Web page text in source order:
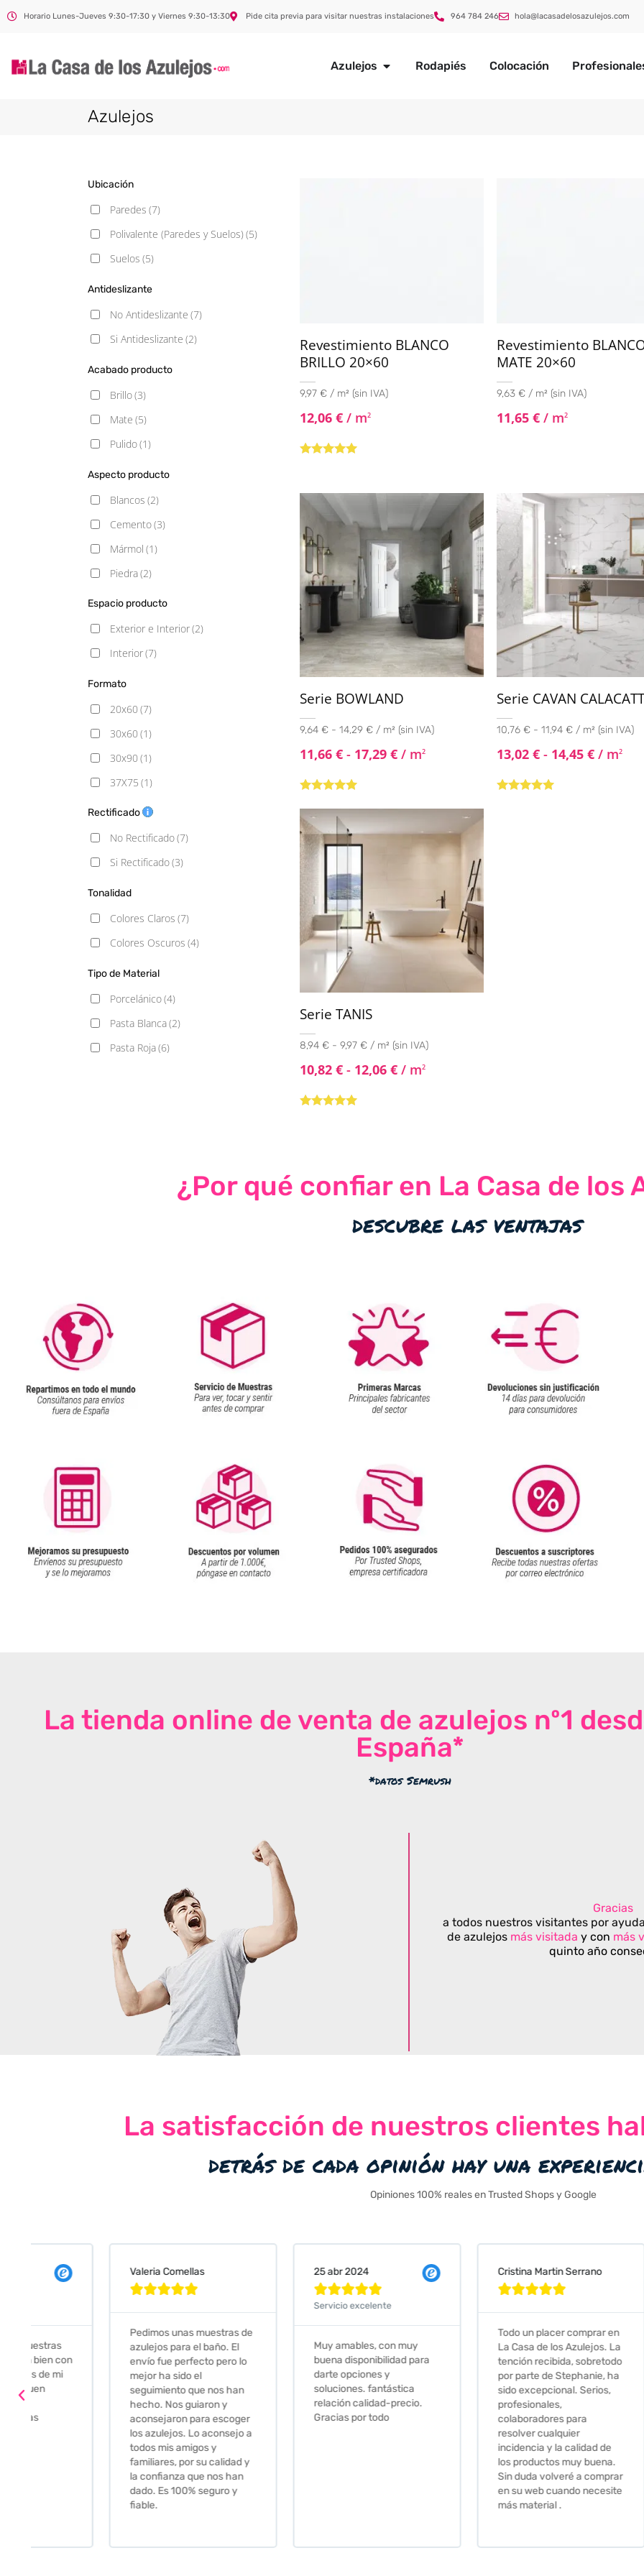
Horario Lunes-Jueves 9:30-17:30 y Viernes 9:30-13:30 Pide cita previa para visitar nuestras instalaciones 964 784 246 hola@lacasadelosazulejos.com
Azulejos Rodapiés Colocación
Azulejos
Ubicación
Paredes (7)
Polivalente (Paredes y Suelos)(5)
Suelos (5)
Antideslizante
No Antideslizante (7)
Si Antideslizante (2)
Acabado producto
Brillo(3)
Mate (5)
Pulido(1)
Aspecto producto
Blancos (2)
Cemento(3)
Mármol (1)
Piedra(2)
Espacio producto
Exterior e Interior(2)
Interior(7)
Formato
20x60 (7)
30x60 (1)
30x90 (1)
37X75 (1)
45x45 (4)
(2)
60x60 - 20mm
Rectificado
No Rectificado(7)
Si Rectificado(3)
Tonalidad
Colores Claros (7)
Colores Oscuros (4)
Tipo de Material
Porcelánico(4)
Pasta Blanca(2)
Pasta Roja(6)
Revestimiento BLANCO
BRILLO 20×60
9,97 € / m² (sin IVA)
12,06 € / m2
Revestimiento
MATE 20×60
9,63 € / m² (sin IVA)
11,65€ / m2
Serie BOWLAND
9,64 € - 14,29 € / m² (sin IVA)
11,66 € - 17,29 € / m2
5.00de 5
Serie CAVAN
10,76 € - 11,94 € / m² (sin IVA)
13,02€ - 14,45€ / m2
Serie TANIS
8,94 € - 9,97 € / m² (sin IVA)
10,82 € - 12,06 € / m2
¿Por qué confiar en La Casa de los
descubre las ventajas
La tienda online de venta de azulejos nº1
España*
*datos Semrush
Gracias
a todos nuestros visitantes por
de azulejos más visitada y con más
quinto año
La satisfacción de nuestros clientes
detrás de cada opinión hay una
Opiniones 100% reales en Trusted Shops y Google
Valeria Comellas
Pedimos unas muestras de
azulejos para el baño. El
envío fue perfecto pero lo
mejor ha sido el
seguimiento que nos han
hecho. Nos guiaron y
aconsejaron para escoger
los azulejos. Lo aconsejo a
todos mis amigos y
familiares, por su calidad y
la confianza que nos han
dado. Es 100% seguro y
Muy amables, con muy
buena disponibilidad para
soluciones. fantástica
relación calidad-precio.
Gracias por todo
Cristina Martin Serrano
Todo un placer comprar en
La Casa de los Azulejos. La
tención recibida, sobretodo
por parte de Stephanie, ha
sido excepcional. Serios,
profesionales,
colaboradores para
resolver cualquier
incidencia y la calidad de
los productos muy buena.
Sin duda volveré a comprar
en su web cuando necesite
muy
sus